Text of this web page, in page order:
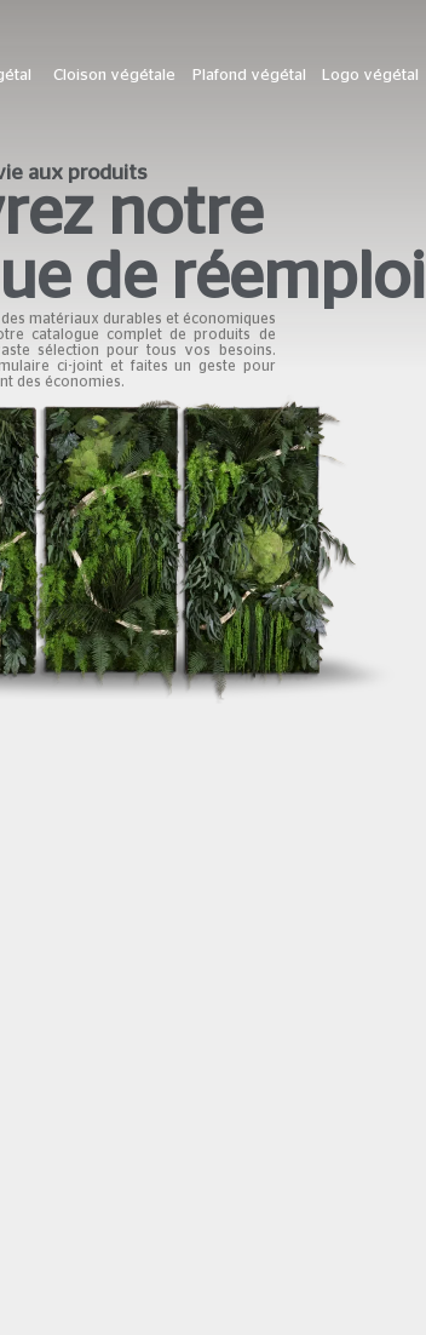
Cloison végétale Plafond végétal Logo végétal
aux produits
notre
de réemploi
matériaux durables et économiques
catalogue complet de produits de
sélection pour tous vos besoins.
ci-joint et faites un geste pour
des économies.